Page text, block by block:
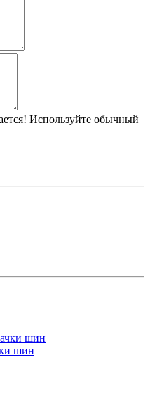
Используйте обычный
шин